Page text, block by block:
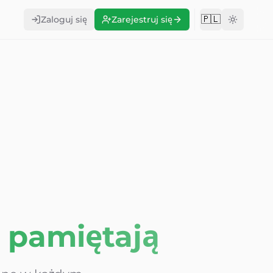
Zaloguj się Zarejestruj się 🇵🇱Change